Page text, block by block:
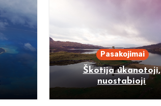
Pasakojimai
Škotija ūkanotoji,
nuostabioji